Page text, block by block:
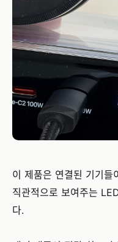
이 제품은 연결된 기기들
직관적으로 보여주는
다.